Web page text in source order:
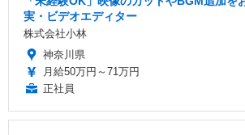
実・ビデオエディター
株式会社小林
神奈川県
月給50万円～71万円
正社員